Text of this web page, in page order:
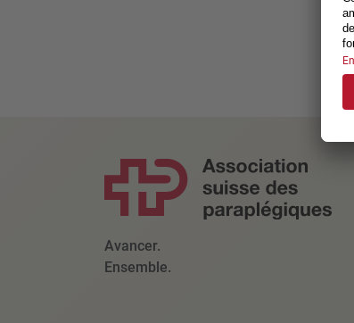
Avancer.
Ensemble.